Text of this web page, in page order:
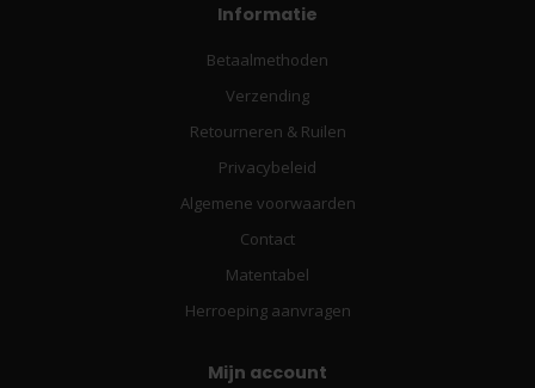
Informatie
Betaalmethoden
Verzending
Retourneren & Ruilen
Privacybeleid
Algemene voorwaarden
Contact
Matentabel
Herroeping aanvragen
Mijn account